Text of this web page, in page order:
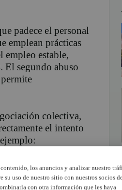
padece el personal
emplean prácticas
empleo estable,
El segundo abuso
colectiva,
el intento
los anuncios y analizar nuestro
uso de nuestro sitio con nuestros socios
con otra información que les haya